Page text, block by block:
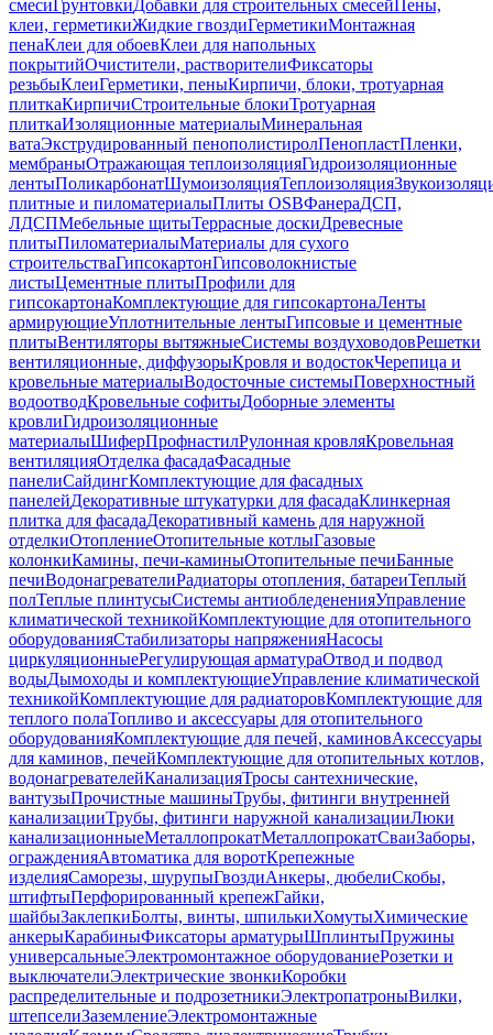
смесиГрунтовкиДобавки для строительных смесейПены,
клеи, герметикиЖидкие гвоздиГерметикиМонтажная
пенаКлеи для обоевКлеи для напольных
покрытийОчистители, растворителиФиксаторы
резьбыКлеиГерметики, пеныКирпичи, блоки, тротуарная
плиткаКирпичиСтроительные блокиТротуарная
плиткаИзоляционные материалыМинеральная
ватаЭкструдированный пенополистиролПенопластПленки,
мембраныОтражающая теплоизоляцияГидроизоляционные
лентыПоликарбонатШумоизоляцияТеплоизоляция
плитные и пиломатериалыПлиты OSBФанераДСП,
ЛДСПМебельные щитыТеррасные доскиДревесные
плитыПиломатериалыМатериалы для сухого
строительстваГипсокартонГипсоволокнистые
листыЦементные плитыПрофили для
гипсокартонаКомплектующие для гипсокартонаЛенты
армирующиеУплотнительные лентыГипсовые и цементные
плитыВентиляторы вытяжныеСистемы воздуховодовРешетки
вентиляционные, диффузорыКровля и водостокЧерепица и
кровельные материалыВодосточные системыПоверхностный
водоотводКровельные софитыДоборные элементы
кровлиГидроизоляционные
материалыШиферПрофнастилРулонная кровляКровельная
вентиляцияОтделка фасадаФасадные
панелиСайдингКомплектующие для фасадных
панелейДекоративные штукатурки для фасадаКлинкерная
плитка для фасадаДекоративный камень для наружной
отделкиОтоплениеОтопительные котлыГазовые
колонкиКамины, печи-каминыОтопительные печиБанные
печиВодонагревателиРадиаторы отопления, батареиТеплый
полТеплые плинтусыСистемы антиобледененияУправление
климатической техникойКомплектующие для отопительного
оборудованияСтабилизаторы напряженияНасосы
циркуляционныеРегулирующая арматураОтвод и подвод
водыДымоходы и комплектующиеУправление климатической
техникойКомплектующие для радиаторовКомплектующие для
теплого полаТопливо и аксессуары для отопительного
оборудованияКомплектующие для печей, каминовАксессуары
для каминов, печейКомплектующие для отопительных котлов,
водонагревателейКанализацияТросы сантехнические,
вантузыПрочистные машиныТрубы, фитинги внутренней
канализацииТрубы, фитинги наружной канализацииЛюки
канализационныеМеталлопрокатМеталлопрокатСваиЗаборы,
огражденияАвтоматика для воротКрепежные
изделияСаморезы, шурупыГвоздиАнкеры, дюбелиСкобы,
штифтыПерфорированный крепежГайки,
шайбыЗаклепкиБолты, винты, шпилькиХомутыХимические
анкерыКарабиныФиксаторы арматурыШплинтыПружины
универсальныеЭлектромонтажное оборудованиеРозетки и
выключателиЭлектрические звонкиКоробки
распределительные и подрозетникиЭлектропатроныВилки,
штепселиЗаземлениеЭлектромонтажные